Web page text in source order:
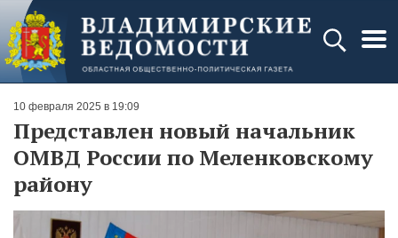
10 февраля 2025 в 19:09
Представлен новый начальник
ОМВД России по Меленковскому
району